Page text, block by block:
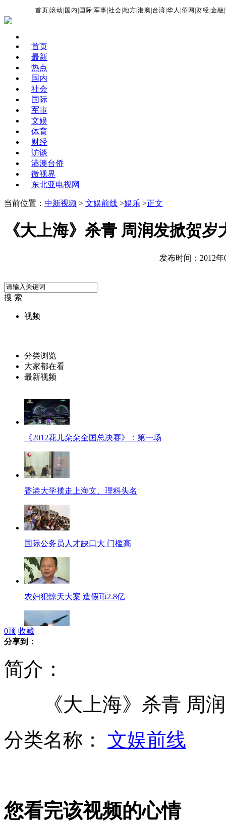
首页 |滚动 国内 国际 |军事 |社会 |地方 |港澳 台湾 |华人 |侨网 财经 |金融 |
首页
最新
热点
国内
社会
国际
军事
文娱
体育
财经
访谈
港澳台侨
微视界
东北亚电视网
当前位置： 中新视频 > 文娱前线 >娱乐 >正文
《大上海》杀青 周润发掀贺岁
发布时间：2012年
搜 索
视频
分类浏览
大家都在看
最新视频
《2012花儿朵朵全国总决赛》：第一场
香港大学揽走上海文、理科头名
国际公务员人才缺口大 门槛高
农妇犯惊天大案 造假币2.8亿
机关事务管理条例:超"三公"可被撤职
汤姆·克鲁斯离婚案达成和解
0顶 收藏
分享到：
简介：
《大上海》杀青 周润
分类名称： 文娱前线
您看完该视频的心情